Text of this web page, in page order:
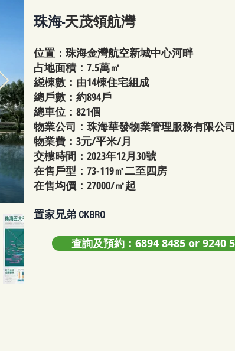
珠海-天茂領航灣
位置：珠海金灣航空新城中心河畔
占地面積：7.5萬㎡
縂棟數：由14棟住宅組成
總戶數：約894戶
總車位：821個
物業公司：珠海華發物業管理服務有限公司
物業費：3元/平米/月
交樓時間：2023年12月30號
在售戶型：73-119㎡二至四房
在售均價：27000/㎡起
​置家兄弟 CKBRO
查詢及預約：6894 8485 or 9240